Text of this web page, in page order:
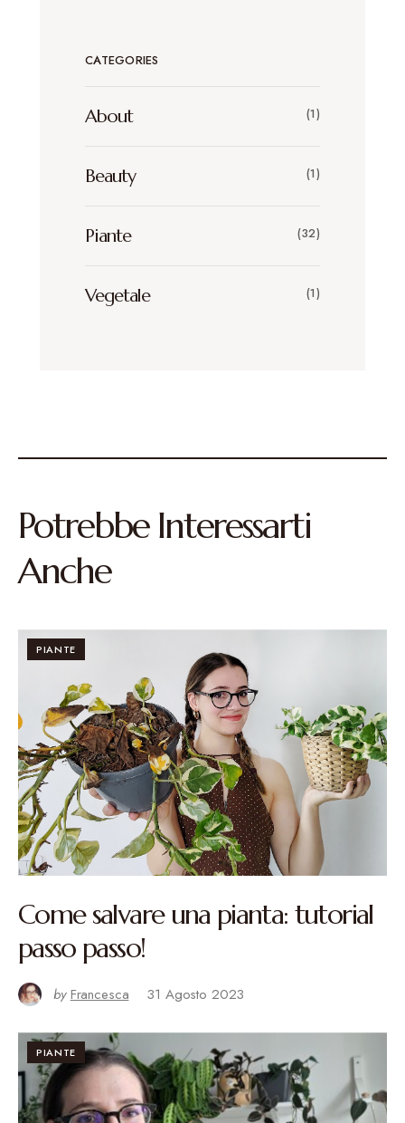
CATEGORIES
About (1)
Beauty (1)
Piante (32)
Vegetale (1)
Potrebbe Interessarti
Anche
PIANTE
Come salvare una pianta: tutorial
passo passo!
by Francesca 31 Agosto 2023
PIANTE